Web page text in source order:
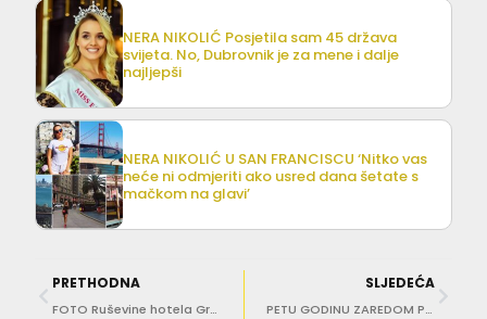
NERA NIKOLIĆ Posjetila sam 45 država
svijeta. No, Dubrovnik je za mene i dalje
najljepši
NERA NIKOLIĆ U SAN FRANCISCU ‘Nitko vas
neće ni odmjeriti ako usred dana šetate s
mačkom na glavi’
PRETHODNA
FOTO Ruševine hotela Grand se polako pretvaraju u filmski set…
SLJEDEĆA
PETU GODINU ZAREDOM Počinje Mali festival lutkarstva Pupica